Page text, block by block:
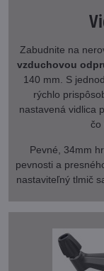
Zabudnite na
vzduchovou
140 mm. S
rýchlo
nastavená vidlica
čo
Pevné, 34mm
pevnosti a
nastaviteľný tlmič